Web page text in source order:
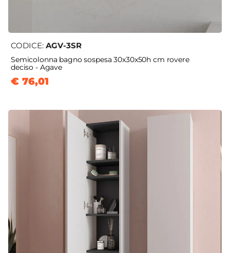
CODICE: AGV-3SR
Semicolonna bagno sospesa 30x30x50h cm rovere
deciso - Agave
€ 76,01